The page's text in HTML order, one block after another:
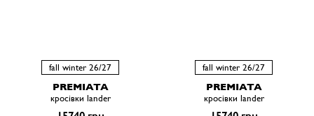
fall winter 26/27
PREMIATA
кросівки lander
fall winter 26/27
PREMIATA
кросівки lander